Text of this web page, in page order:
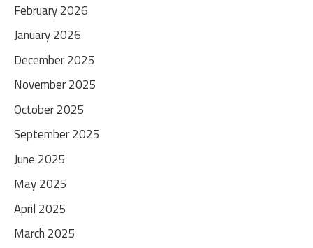
February 2026
January 2026
December 2025
November 2025
October 2025
September 2025
June 2025
May 2025
April 2025
March 2025